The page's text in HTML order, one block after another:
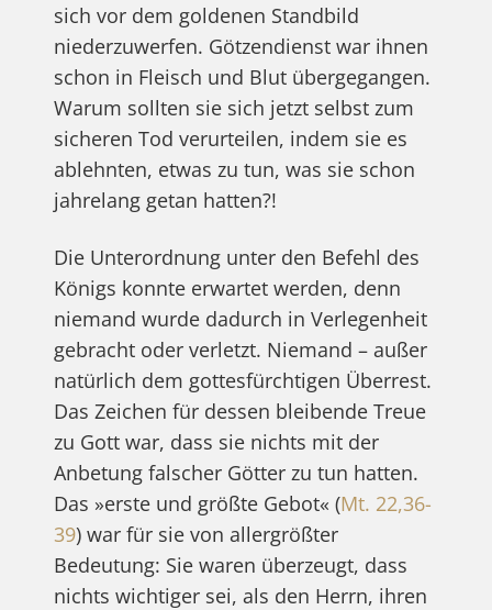
sich vor dem goldenen Standbild
niederzuwerfen. Götzendienst war ihnen
schon in Fleisch und Blut übergegangen.
Warum sollten sie sich jetzt selbst zum
sicheren Tod verurteilen, indem sie es
ablehnten, etwas zu tun, was sie schon
jahrelang getan hatten?!
Die Unterordnung unter den Befehl des
Königs konnte erwartet werden, denn
niemand wurde dadurch in Verlegenheit
gebracht oder verletzt. Niemand – außer
natürlich dem gottesfürchtigen Überrest.
Das Zeichen für dessen bleibende Treue
zu Gott war, dass sie nichts mit der
Anbetung falscher Götter zu tun hatten.
Das »erste und größte Gebot« (Mt. 22,36-
39) war für sie von allergrößter
Bedeutung: Sie waren überzeugt, dass
nichts wichtiger sei, als den Herrn, ihren